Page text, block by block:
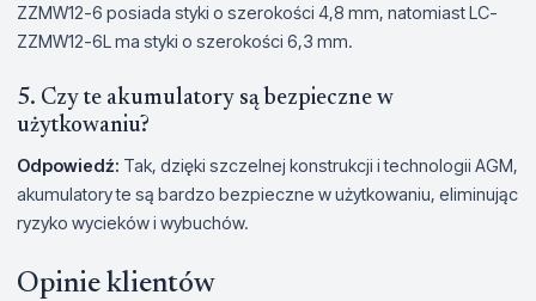
ZZMW12-6 posiada styki o szerokości 4,8 mm, natomiast LC-
ZZMW12-6L ma styki o szerokości 6,3 mm.
5. Czy te akumulatory są bezpieczne w
użytkowaniu?
Odpowiedź: Tak, dzięki szczelnej konstrukcji i technologii AGM,
akumulatory te są bardzo bezpieczne w użytkowaniu, eliminując
ryzyko wycieków i wybuchów.
Opinie klientów